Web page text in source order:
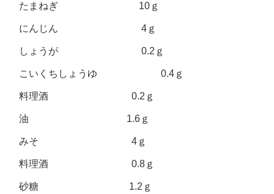
たまねぎ 10ｇ
にんじん 4ｇ
しょうが 0.2ｇ
こいくちしょうゆ 0.4ｇ
料理酒 0.2ｇ
油 1.6ｇ
みそ 4ｇ
料理酒 0.8ｇ
砂糖 1.2ｇ